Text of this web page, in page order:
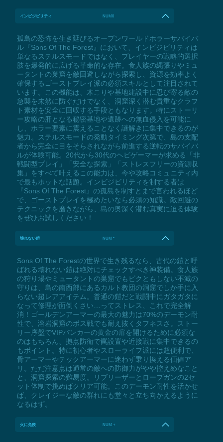
インビジビリティ NUM0
孤島の恐怖を生き延びるオープンワールドホラーサバイバ
ル『Sons Of The Forest』において、インビジビリティは
単なるステルスモードではなく、プレイヤーの戦略的選択
肢を爆発的に広げる革命的な存在。食人族の縄張りやミュ
ータントの巣窟を敵回避しながら探索し、資源を効率よく
確保するゴーストプレイ派の必須スキルとして注目されて
います。この機能は、木こりや基地建設中に忍び寄る敵の
急襲を未然に防ぐだけでなく、洞窟深く潜む貴重なクラフ
ト素材を安全に回収する手段ともなります。特にストーリ
ー攻略の肝となる秘密基地や遺跡への無血侵入を可能に
し、ホラー要素に震えることなく謎解きに集中できるのが
魅力。ステルスモードの発動タイミング次第で、島の支配
者から完全に目をそらされながら前進する逆転のサバイバ
ルが体験可能。20代から30代のヘビゲーマーが求める「非
戦闘型プレイ」「安全な探索」「ストレスフリーの資源収
集」をすべて叶えるこの能力は、今や攻略コミュニティ内
で最もホットな話題。インビジビリティを制する者は
『Sons Of The Forest』の孤島を制すとまで言われるほど
で、ゴーストプレイを極めたいなら必須の知識。敵回避の
テクニックを磨きながら、島の奥深く潜む真実に迫る体験
をぜひお試しください！
壊れない鎧 NUM *
Sons Of The Forestの世界で生き残るなら、古代の鎧と呼
ばれる壊れない鎧は絶対にチェックすべき神装備。食人族
の狩り場やミュータントの巣窟でもビクともしない不滅の
守りは、島の南西部にあるカルト教団の洞窟でしか手に入
らない超レアアイテム。普通の鎧だと戦闘中にガタガタに
なって修理が面倒くさい…ってストレス、これで完全解
消！ゴールデンアーマーの最大の魅力は70%のデーモン耐
性で、溶岩洞窟のボス戦でも耐え抜くタフネスさ。ストー
リー序盤でVIPバンカーの黄金の扉を開けるために必須な
のはもちろん、拠点防衛で罠設置や近接戦に集中できるの
もポイント。特に初心者やスローライフ派には超便利で、
骨アーマーやテックアーマーに迷わず乗り換える価値ア
リ。ただ注意点は通常の敵への防御力がやや控えめなこと
と、洞窟探索の難易度。リブリーザーとロープガンの2セ
ット体制で挑めばクリア可能。このデーモン耐性を活かせ
ば、クレイジーな敵の群れにも堂々と立ち向かえるように
なるはず。
火に免疫 NUM +